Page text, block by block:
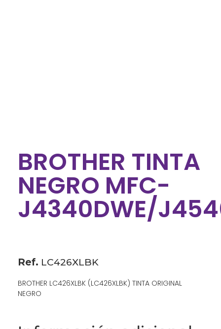
BROTHER TINTA
NEGRO MFC-
J4340DWE/
Ref. LC426XLBK
BROTHER LC426XLBK (LC426XLBK) TINTA ORIGINAL
NEGRO